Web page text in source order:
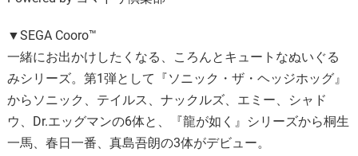
▼SEGA Cooro™
一緒にお出かけしたくなる、ころんとキュートなぬいぐる
みシリーズ。第1弾として『ソニック・ザ・ヘッジホッグ』
からソニック、テイルス、ナックルズ、エミー、シャド
ウ、Dr.エッグマンの6体と、『龍が如く』シリーズから桐生
一馬、春日一番、真島吾朗の3体がデビュー。